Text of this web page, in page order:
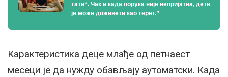
тати“. Чак и када порука није непријатна, дете
је може доживети као терет.”
Карактеристика деце млађе од петнаест
месеци је да нужду обављају аутоматски. Када